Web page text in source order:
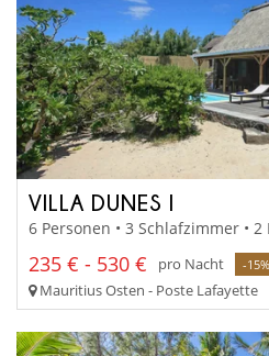
VILLA DUNES I
6 Personen • 3 Schlafzimmer •
235 € - 530 € pro Nacht -15%
Mauritius Osten - Poste Lafayette